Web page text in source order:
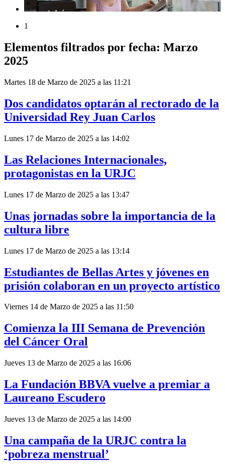
1
Elementos filtrados por fecha: Marzo
2025
Martes 18 de Marzo de 2025 a las 11:21
Dos candidatos optarán al rectorado de la
Universidad Rey Juan Carlos
Lunes 17 de Marzo de 2025 a las 14:02
Las Relaciones Internacionales,
protagonistas en la URJC
Lunes 17 de Marzo de 2025 a las 13:47
Unas jornadas sobre la importancia de la
cultura libre
Lunes 17 de Marzo de 2025 a las 13:14
Estudiantes de Bellas Artes y jóvenes en
prisión colaboran en un proyecto artístico
Viernes 14 de Marzo de 2025 a las 11:50
Comienza la III Semana de Prevención
del Cáncer Oral
Jueves 13 de Marzo de 2025 a las 16:06
La Fundación BBVA vuelve a premiar a
Laureano Escudero
Jueves 13 de Marzo de 2025 a las 14:00
Una campaña de la URJC contra la
‘pobreza menstrual’